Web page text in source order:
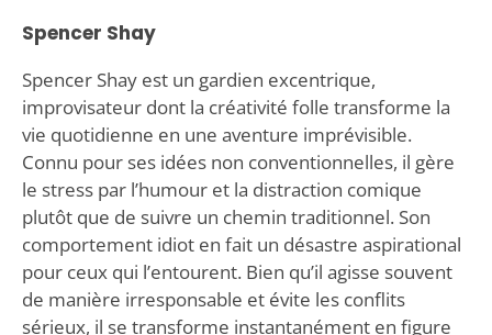
Spencer Shay
Spencer Shay est un gardien excentrique,
improvisateur dont la créativité folle transforme la
vie quotidienne en une aventure imprévisible.
Connu pour ses idées non conventionnelles, il gère
le stress par l’humour et la distraction comique
plutôt que de suivre un chemin traditionnel. Son
comportement idiot en fait un désastre aspirational
pour ceux qui l’entourent. Bien qu’il agisse souvent
de manière irresponsable et évite les conflits
sérieux, il se transforme instantanément en figure